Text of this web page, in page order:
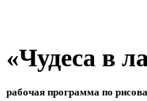
«Чудеса в
рабочая программа по